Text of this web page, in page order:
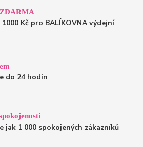
Kč pro BALÍKOVNA výdejní
do 24 hodin
jak 1 000 spokojených zákazníků